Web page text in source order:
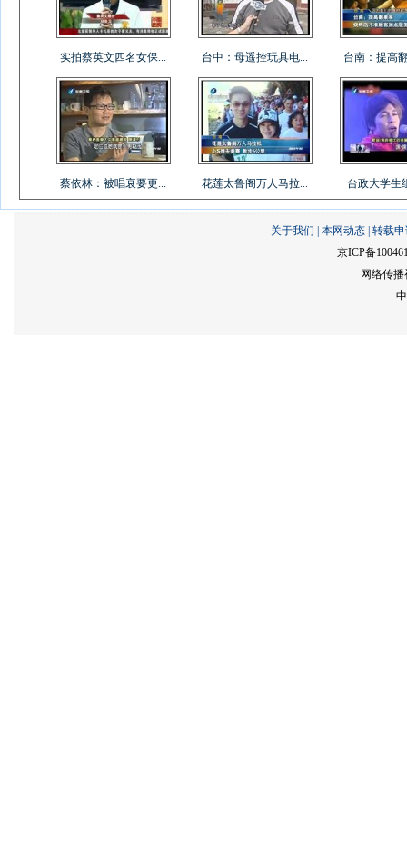
实拍蔡英文四名女保... 台中：母遥控玩具电... 台南：提高
蔡依林：被唱衰要更... 花莲太鲁阁万人马拉... 台政大学生
关于我们 本网动态 转载
京ICP备
网络传